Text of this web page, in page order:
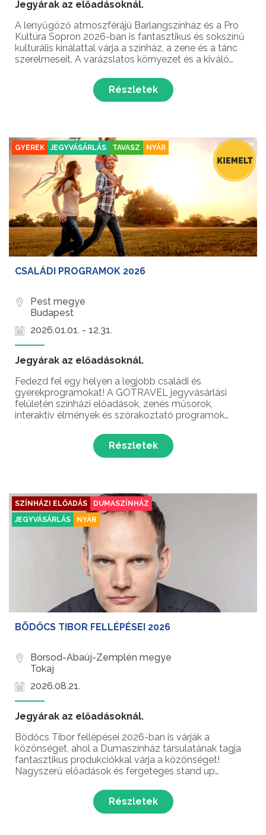
Jegyárak az előadásoknál.
A lenyűgöző atmoszférájú Barlangszínház és a Pro
Kultúra Sopron 2026-ban is fantasztikus és sokszínű
kulturális kínálattal várja a színház, a zene és a tánc
szerelmeseit. A varázslatos környezet és a kiváló
tesz, legyen szó fergeteges vígjátékról, rockm...
Részletek
GYEREK JEGYVÁSÁRLÁS TAVASZ NYÁR
CSALÁDI PROGRAMOK 2026
Pest megye
Budapest
2026.01.01. - 12.31.
Jegyárak az előadásoknál.
Fedezd fel egy helyen a legjobb családi és
gyerekprogramokat! A GOTRAVEL jegyvásárlási
felületén színházi előadások, zenés műsorok,
interaktív élmények és szórakoztató programok
egyszerű és biztonságos – az élmények pedig
hosszú időre megmaradnak....
Részletek
SZÍNHÁZI ELŐADÁS
DUMASZÍNHÁZ
JEGYVÁSÁRLÁS
NYÁR
BÖDŐCS TIBOR FELLÉPÉSEI 2026
Borsod-Abaúj-Zemplén megye
Tokaj
2026.08.21.
Jegyárak az előadásoknál.
Bödőcs Tibor fellépései 2026-ban is várják a
közönséget, ahol a Dumaszínház társulatának tagja
fantasztikus produkciókkal várja a közönséget!
Nagyszerű előadások és fergeteges stand up
humorista fellépésein!
Részletek